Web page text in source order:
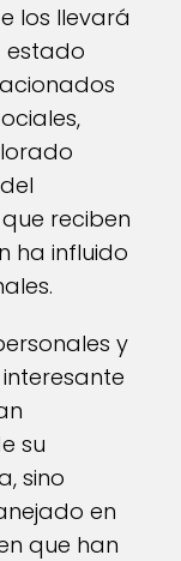
los llevará
estado
reciben
ha influido
y
su
sino
en
que han